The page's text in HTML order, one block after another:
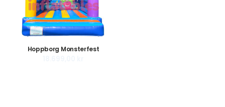
Hoppborg Monsterfest